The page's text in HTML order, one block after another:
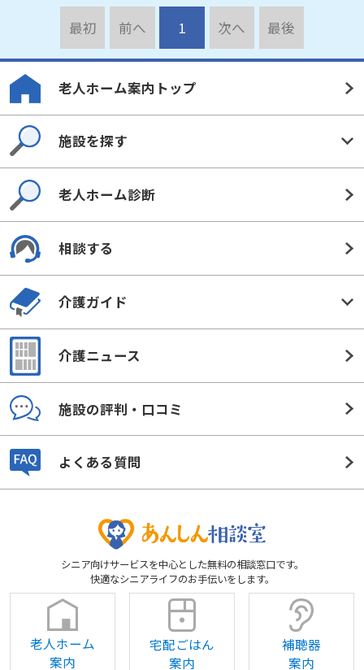
最初
前へ 1 次へ 最後
老人ホーム案内トップ
施設を探す
老人ホーム診断
相談する
介護ガイド
介護ニュース
施設の評判・口コミ
よくある質問
シニア向けサービスを中心とした無料の相談窓口です。
快適なシニアライフのお手伝いをします。
老人ホーム
案内
宅配ごはん
案内
補聴器
案内